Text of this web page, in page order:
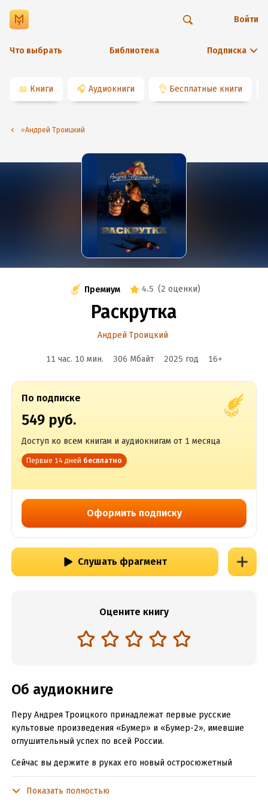
Что выбрать Библиотека Подписка
Войти
📖 Книги 🎧 Аудиокниги 👌 Бесплатные книги
⭐️Андрей Троицкий
Премиум 4.5 (2 оценки)
Раскрутка
Андрей Троицкий
11 час. 10 мин. 306 Мбайт 2025 год 16+
По подписке
549 руб.
Доступ ко всем книгам и аудиокнигам от 1 месяца
Первые 14 дней бесплатно
Оформить подписку
Слушать фрагмент
Оцените книгу
Об аудиокниге
Перу Андрея Троицкого принадлежат первые русские
культовые произведения «Бумер» и «Бумер-2», имевшие
оглушительный успех по всей России.
Сейчас вы держите в руках его новый остросюжетный
равнодушным никого. Книга, где два главных героя
Показать полностью